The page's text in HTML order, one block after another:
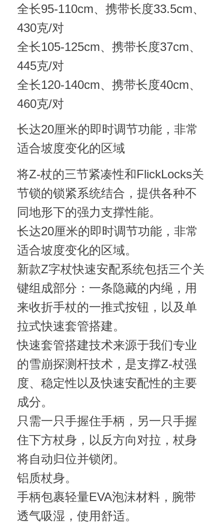
全长95-110cm、携带长度33.5cm、
430克/对
全长105-125cm、携带长度37cm、
445克/对
全长120-140cm、携带长度40cm、
460克/对
长达20厘米的即时调节功能，非常
适合坡度变化的区域
将Z-杖的三节紧凑性和FlickLocks关
节锁的锁紧系统结合，提供各种不
同地形下的强力支撑性能。
长达20厘米的即时调节功能，非常
适合坡度变化的区域。
新款Z字杖快速安配系统包括三个关
键组成部分：一条隐藏的内绳，用
来收折手杖的一推式按钮，以及单
拉式快速套管搭建。
快速套管搭建技术来源于我们专业
的雪崩探测杆技术，是支撑Z-杖强
度、稳定性以及快速安配性的主要
成分。
只需一只手握住手柄，另一只手握
住下方杖身，以反方向对拉，杖身
将自动归位并锁闭。
铝质杖身。
手柄包裹轻量EVA泡沫材料，腕带
透气吸湿，使用舒适。